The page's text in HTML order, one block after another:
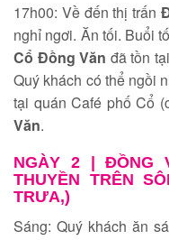
17h00: Về đến thị trấn
nghỉ ngơi. Ăn tối. Buổi
Cổ Đồng Văn đã tồn
Quý khách có thể ngồi
tại quán Café phố Cổ
Văn.
NGÀY 2 | ĐỒNG
THUYỀN TRÊN
TRƯA,)
Sáng: Quý khách ăn